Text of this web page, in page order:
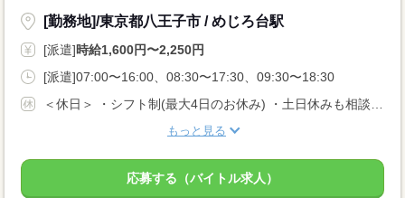
[勤務地]/東京都八王子市 / めじろ台駅
[派遣]時給1,600円〜2,250円
[派遣]07:00〜16:00、08:30〜17:30、09:30〜18:30
もっと見る
応募する（バイトル求人）